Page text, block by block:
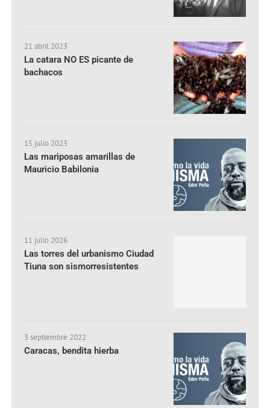
21 abril 2023
La catara NO ES picante de
bachacos
15 julio 2023
Las mariposas amarillas de
Mauricio Babilonia
11 julio 2026
Las torres del urbanismo Ciudad
Tiuna son sismorresistentes
3 septiembre 2022
Caracas, bendita hierba